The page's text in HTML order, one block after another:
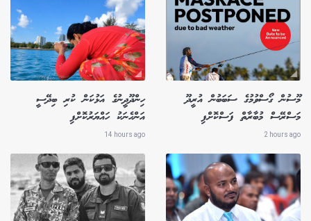
މޫސުން ގޯސްވުމުގެ ސަބަބުން އުރީދޫ
މަސްރޭސް މުބާރާތް ފަސްކޮށްފި
2 hours ago
ހިންދޫދީނުގެ އަޅުކަން ކުރި ބިދޭސީ
އަންހެނަކު ހައްޔަރުކޮށްފި
14 hours ago